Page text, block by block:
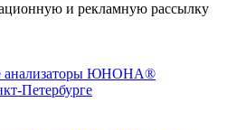
и рекламную рассылку
анализаторы ЮНОНА®
Петербурге